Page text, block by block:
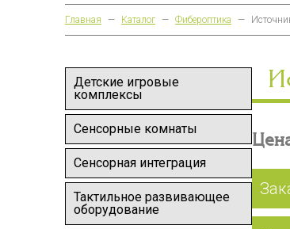
Главная — Каталог — Фибероптика —
Детские игровые
комплексы
Сенсорные комнаты
Сенсорная интеграция
Тактильное развивающее
оборудование